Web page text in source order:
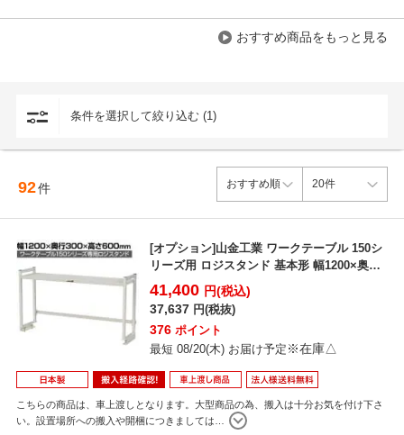
おすすめ商品をもっと見る
条件を選択して絞り込む (1)
92件
[オプション]山金工業 ワークテーブル 150シ
リーズ用 ロジスタンド 基本形 幅1200×奥行
30...
41,400 円(税込)
37,637 円(税抜)
376 ポイント
最短 08/20(木) お届け予定 ※在庫△
こちらの商品は、車上渡しとなります。大型商品の為、搬入は十分お気を付け下さ
い。設置場所への搬入や開梱につきましては